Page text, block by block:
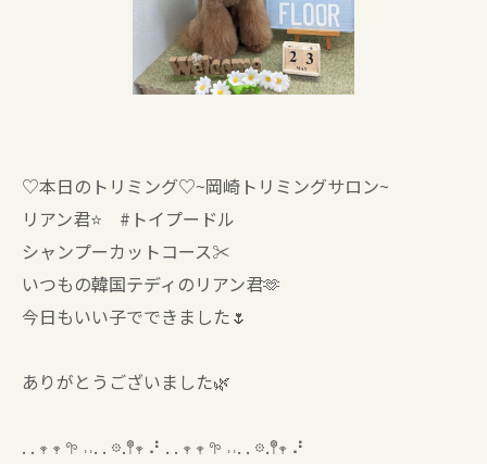
♡本日のトリミング♡⁠~岡崎トリミングサロン~
リアン君⭐ #トイプードル
シャンプーカットコース✂️
いつもの韓国テディのリアン君🫶
今日もいい子でできました🌷
ありがとうございました🌿
. . 𖥧 𖥧 𖧧 ˒˒. . 𖡼.𖤣𖥧 ⠜ . . 𖥧 𖥧 𖧧 ˒˒. . 𖡼.𖤣𖥧 ⠜